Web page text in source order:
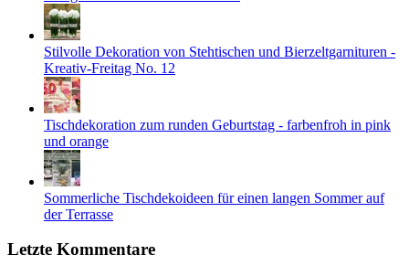
Stilvolle Dekoration von Stehtischen und Bierzeltgarnituren -
Kreativ-Freitag No. 12
Tischdekoration zum runden Geburtstag - farbenfroh in pink
und orange
Sommerliche Tischdekoideen für einen langen Sommer auf
der Terrasse
Letzte Kommentare